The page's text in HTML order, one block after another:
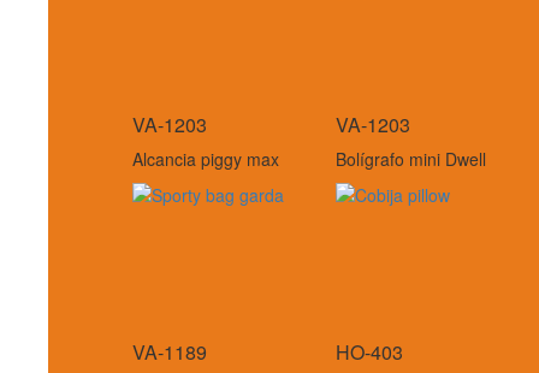
VA-1203
Alcancia piggy max
VA-1203
Bolígrafo mini Dwell
VA-1189 HO-403